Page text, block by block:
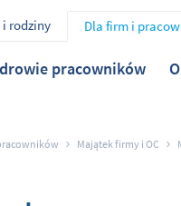
i rodziny Dla firm i
pracowników
Majątek firmy i OC